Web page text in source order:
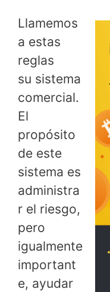
Llamemos
a estas
reglas
su sistema
comercial.
El
propósito
de este
sistema es
administra
r el riesgo,
pero
igualmente
important
e, ayudar